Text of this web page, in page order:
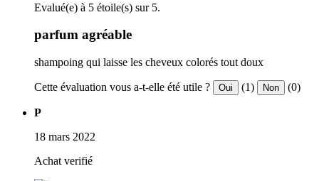
Evalué(e) à 5 étoile(s) sur 5.
parfum agréable
shampoing qui laisse les cheveux colorés tout doux
Cette évaluation vous a-t-elle été utile ? Oui (1) Non (0)
P
18 mars 2022
Achat verifié